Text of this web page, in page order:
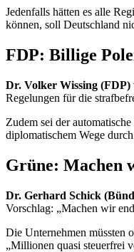
Jedenfalls hätten es alle
können, soll Deutschland
FDP: Billige
Dr. Volker Wissing (FDP)
Regelungen für die
Zudem sei der
diplomatischem Wege
Grüne: Machen
Dr. Gerhard Schick
Vorschlag: „Machen wir
Die Unternehmen müssten
„Millionen quasi steuerfrei